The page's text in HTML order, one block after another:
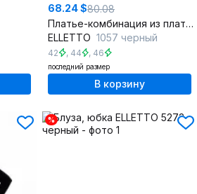
68.24 $80.08
Платье-комбинация из плательной ткани, миди, V-вырез, на тонких бретелях
ELLETTO 1057 черный
42 , 44 , 46
последний размер
В корзину
%